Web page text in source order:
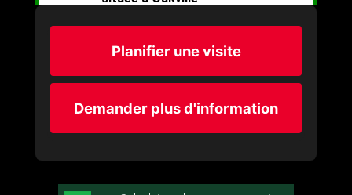
Planifier une visite
Demander plus d'information